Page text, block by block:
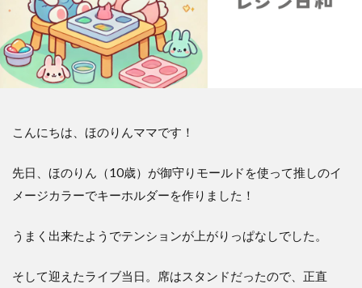
こんにちは、ほのりんママです！
先日、ほのりん（10歳）が御守りモールドを使って推しのイ
メージカラーでキーホルダーを作りました！
うまく出来たようでテンションが上がりっぱなしでした。
そして迎えたライブ当日。席はスタンドだったので、正直